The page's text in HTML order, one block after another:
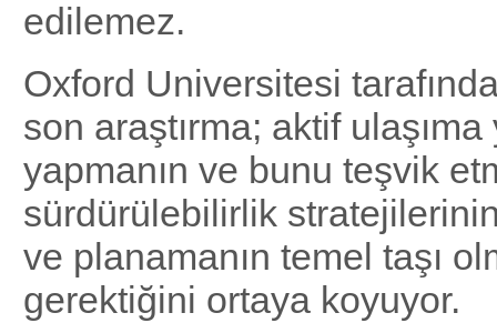
edilemez.
Oxford Universitesi
son araştırma; aktif ulaşıma
yapmanın ve bunu teşvik
sürdürülebilirlik
ve planamanın temel taşı
gerektiğini ortaya koyuyor.